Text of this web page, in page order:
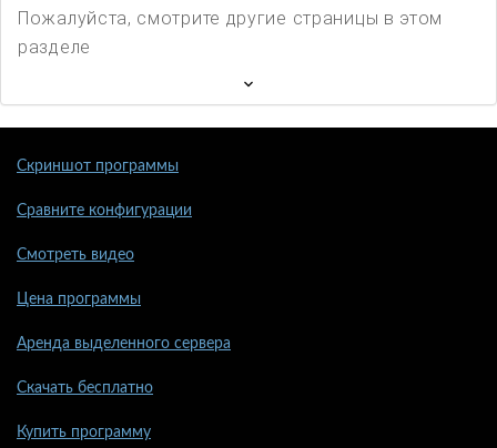
Пожалуйста, смотрите другие страницы в этом
разделе
Скриншот программы
Сравните конфигурации
Смотреть видео
Цена программы
Аренда выделенного сервера
Скачать бесплатно
Купить программу